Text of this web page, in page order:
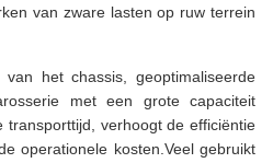
van zware lasten op ruw terrein
het chassis, geoptimaliseerde
met een grote capaciteit
transporttijd, verhoogt de efficiëntie
operationele kosten.Veel gebruikt